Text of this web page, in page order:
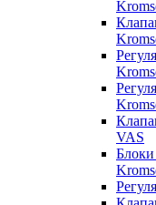
VAS
Блоки